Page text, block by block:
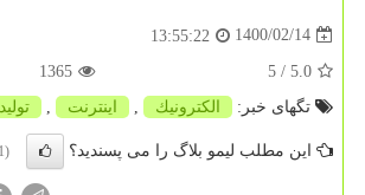
1400/02/14
13:55:22
5.0
/ 5
1365
تگهای خبر:
الكترونیك اینترنت تولید
این مطلب لیمو بلاگ را می پسندید؟ (1)